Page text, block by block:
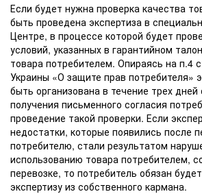
Если будет нужна проверка качества
быть проведена экспертиза в
Центре, в процессе которой будет
условий, указанных в гарантийном
товара потребителем. Опираясь на п.4
Украины «О защите прав потребителя»
быть организована в течение трех
получения письменного согласия
проведение такой проверки. Если
недостатки, которые появились после
потребителю, стали результатом
использованию товара потребителем,
перевозке, то потребитель обязан
экспертизу из собственного кармана.